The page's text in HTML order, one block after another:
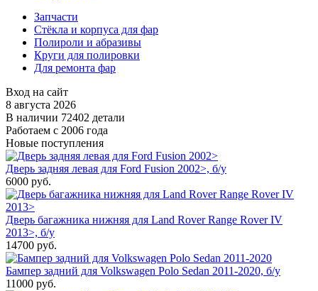
Запчасти
Стёкла и корпуса для фар
Полироли и абразивы
Круги для полировки
Для ремонта фар
Вход на сайт
8 августа 2026
В наличии 72402 детали
Работаем с 2006 года
Новые поступления
Дверь задняя левая для Ford Fusion 2002>, б/у
6000 руб.
Дверь багажника нижняя для Land Rover Range Rover IV
2013>, б/у
14700 руб.
Бампер задний для Volkswagen Polo Sedan 2011-2020, б/у
11000 руб.